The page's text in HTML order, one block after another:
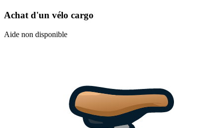
Achat d'un vélo cargo
Aide non disponible